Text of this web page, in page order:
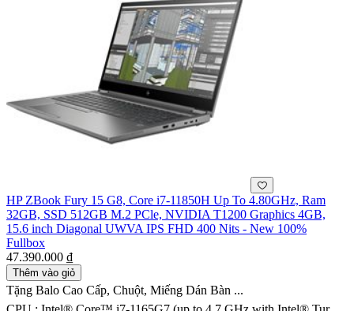
HP ZBook Fury 15 G8, Core i7-11850H Up To 4.80GHz, Ram
32GB, SSD 512GB M.2 PCle, NVIDIA T1200 Graphics 4GB,
15.6 inch Diagonal UWVA IPS FHD 400 Nits - New 100%
Fullbox
47.390.000 ₫
Thêm vào giỏ
Tặng Balo Cao Cấp, Chuột, Miếng Dán Bàn ...